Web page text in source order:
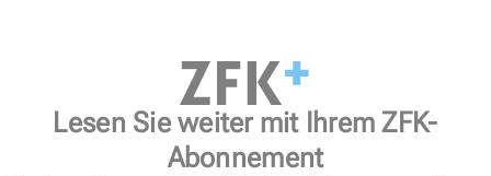
Lesen Sie weiter mit Ihrem ZFK-
Abonnement